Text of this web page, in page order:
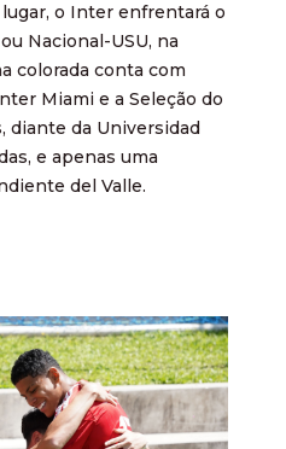
o Inter enfrentará o
Nacional-USU, na
colorada conta com
Miami e a Seleção do
diante da Universidad
e apenas uma
del Valle.